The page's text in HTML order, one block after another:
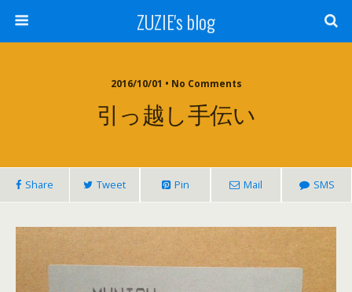
ZUZIE's blog
2016/10/01 • No Comments
引っ越し手伝い
Share Tweet Pin Mail SMS